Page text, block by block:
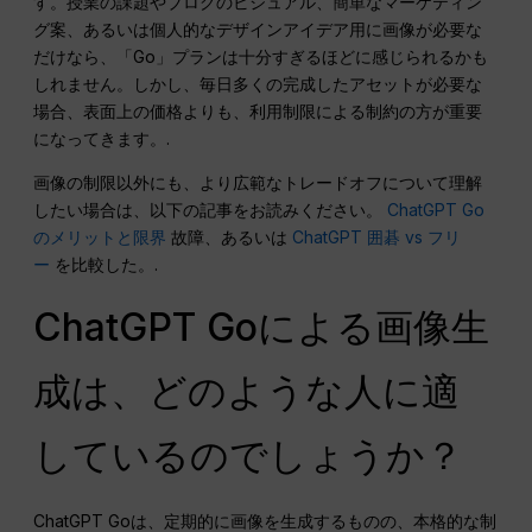
グ案、あるいは個人的なデザインアイデア用に画像が必要な
だけなら、「Go」プランは十分すぎるほどに感じられるかも
しれません。しかし、毎日多くの完成したアセットが必要な
場合、表面上の価格よりも、利用制限による制約の方が重要
になってきます。.
画像の制限以外にも、より広範なトレードオフについて理解
したい場合は、以下の記事をお読みください。 ChatGPT Go
のメリットと限界 故障、あるいは ChatGPT 囲碁 vs フリ
ー を比較した。.
ChatGPT Goによる画像生
成は、どのような人に適
しているのでしょうか？
ChatGPT Goは、定期的に画像を生成するものの、本格的な制